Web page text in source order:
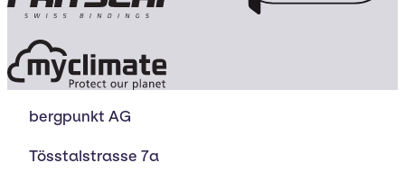
bergpunkt AG
Tösstalstrasse 7a